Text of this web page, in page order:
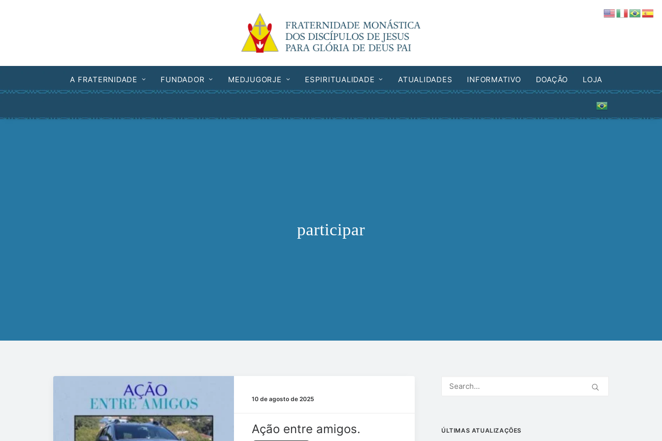
A FRATERNIDADE FUNDADOR MEDJUGORJE ESPIRITUALIDADE ATUALIDADES INFORMATIVO DOAÇÃO LOJA
participar
10 de agosto de 2025
Ação entre amigos. ÚLTIMAS ATUALIZAÇÕES